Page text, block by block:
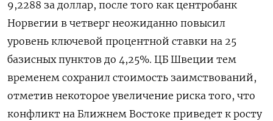
9,2288 за доллар, после того как центробанк
Норвегии в четверг ​неожиданно повысил
уровень ключевой процентной ставки ⁠на 25
базисных пунктов до 4,25%. ЦБ Швеции тем
временем сохранил стоимость заимствований,
отметив некоторое увеличение риска того, что
конфликт на Ближнем Востоке приведет ‌к росту